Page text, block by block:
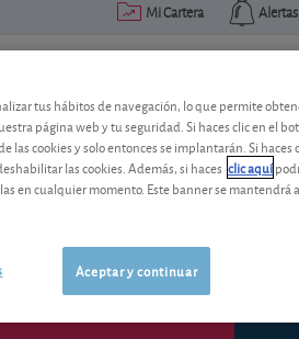
Alertas
Mi Cartera
resultados
del segundo trimestre
tus hábitos de navegación, lo que permite
página web y tu seguridad. Si haces clic en el
las cookies y solo entonces se implantarán. Si haces
las cookies. Además, si haces clic aquí
en cualquier momento. Este banner se mantendrá
Aceptar y continuar